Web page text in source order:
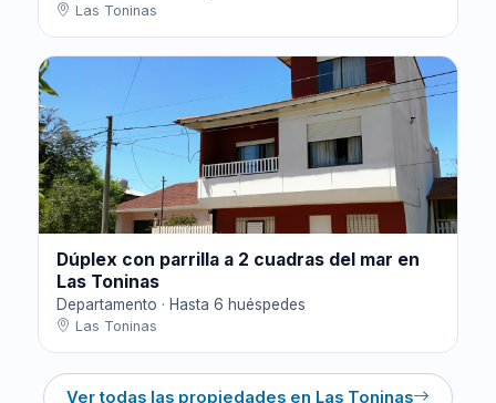
Las Toninas
Dúplex con parrilla a 2 cuadras del mar en
Las Toninas
Departamento · Hasta 6 huéspedes
Las Toninas
Ver todas las propiedades en Las Toninas